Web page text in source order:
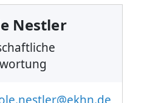
Nestler